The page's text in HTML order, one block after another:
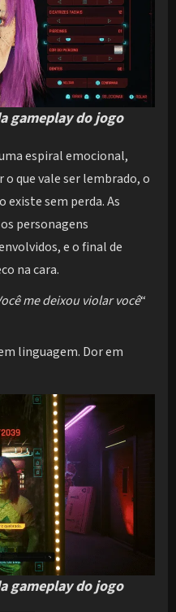
gameplay do jogo
espiral emocional,
que vale ser lembrado, o
existe sem perda. As
personagens
e o final de
na cara.
me deixou violar você“
linguagem. Dor em
gameplay do jogo